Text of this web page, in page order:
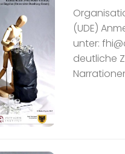
(UDE)
unter:
deutliche